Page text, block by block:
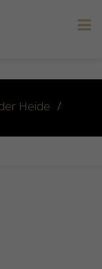
Heide /